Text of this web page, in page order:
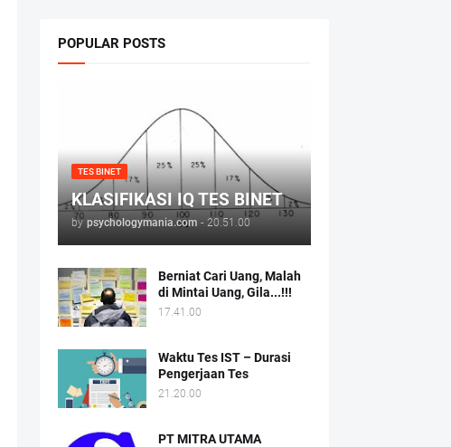
POPULAR POSTS
TES BINET
KLASIFIKASI IQ TES BINET
by psychologymania.com - 20.51.00
Berniat Cari Uang, Malah
di Mintai Uang, Gila...!!!
17.41.00
Waktu Tes IST – Durasi
Pengerjaan Tes
21.20.00
PT MITRA UTAMA